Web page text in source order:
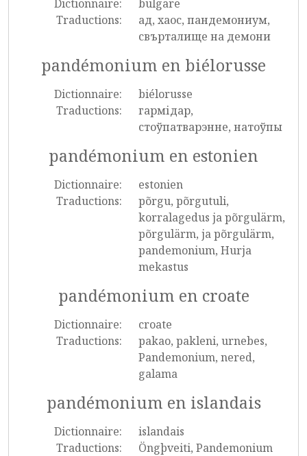
Dictionnaire:
bulgare
Traductions:
ад, хаос, пандемониум,
свърталище на демони
pandémonium en biélorusse
Dictionnaire:
biélorusse
Traductions:
гармідар,
стоўпатварэнне, натоўпы
pandémonium en estonien
Dictionnaire:
estonien
Traductions:
põrgu, põrgutuli,
korralagedus ja põrgulärm,
põrgulärm, ja põrgulärm,
pandemonium, Hurja
mekastus
pandémonium en croate
Dictionnaire:
croate
Traductions:
pakao, pakleni, urnebes,
Pandemonium, nered,
galama
pandémonium en islandais
Dictionnaire:
islandais
Traductions:
Öngþveiti, Pandemonium